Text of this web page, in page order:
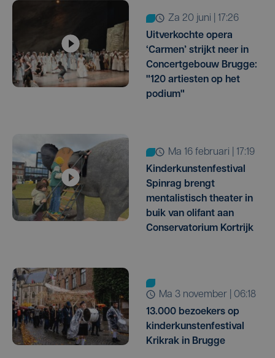
za 20 juni | 17:26
Uitverkochte opera
‘Carmen’ strijkt neer in
Concertgebouw Brugge:
"120 artiesten op het
podium"
ma 16 februari | 17:19
Kinderkunstenfestival
Spinrag brengt
mentalistisch theater in
buik van olifant aan
Conservatorium Kortrijk
ma 3 november | 06:18
13.000 bezoekers op
kinderkunstenfestival
Krikrak in Brugge